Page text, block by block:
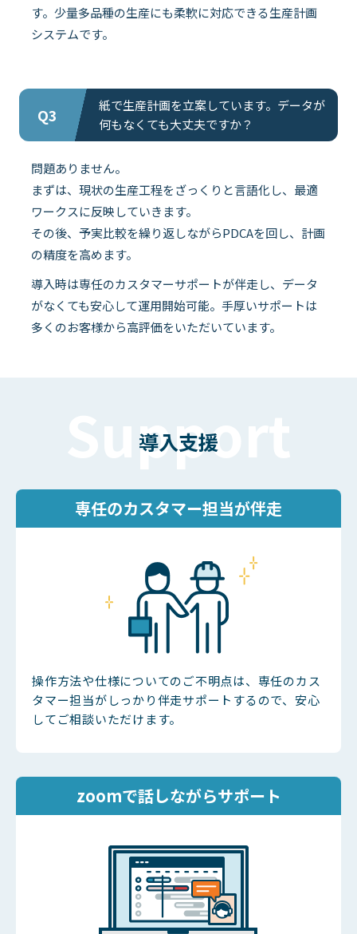
す。少量多品種の生産にも柔軟に対応できる生産計画
システムです。
Q3
紙で生産計画を立案しています。データが
何もなくても大丈夫ですか？
問題ありません。
まずは、現状の生産工程をざっくりと言語化し、最適
ワークスに反映していきます。
その後、予実比較を繰り返しながらPDCAを回し、計画
の精度を高めます。
導入時は専任のカスタマーサポートが伴走し、データ
がなくても安心して運用開始可能。手厚いサポートは
多くのお客様から高評価をいただいています。
導入支援
専任のカスタマー担当が伴走
操作方法や仕様についてのご不明点は、専任のカス
タマー担当がしっかり伴走サポートするので、安心
してご相談いただけます。
zoomで話しながらサポート